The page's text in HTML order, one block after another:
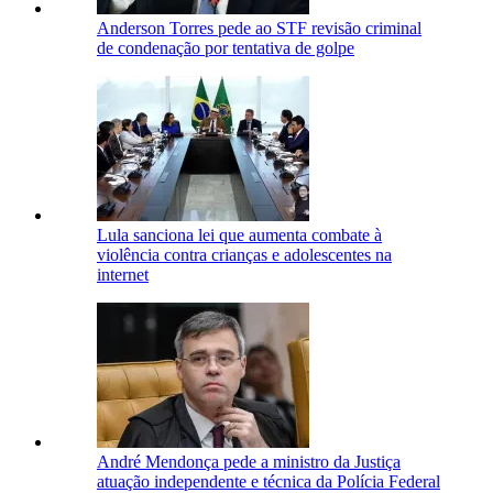
Anderson Torres pede ao STF revisão criminal
de condenação por tentativa de golpe
Lula sanciona lei que aumenta combate à
violência contra crianças e adolescentes na
internet
André Mendonça pede a ministro da Justiça
atuação independente e técnica da Polícia Federal